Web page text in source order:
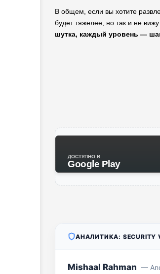
В общем, если вы хотите
будет тяжелее, но так и не
шутка, каждый уровень —
ДОСТУПНО В
Google Play
АНАЛИТИКА: SECURITY
Mishaal Rahman —